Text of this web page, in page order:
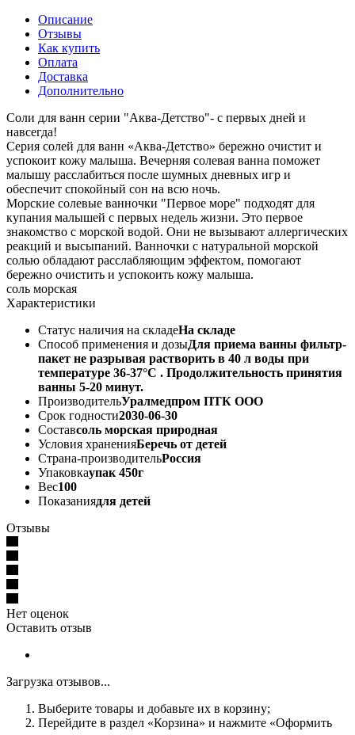
Описание
Отзывы
Как купить
Оплата
Доставка
Дополнительно
Соли для ванн серии "Аква-Детство"- с первых дней и
навсегда!
Серия солей для ванн «Аква-Детство» бережно очистит и
успокоит кожу малыша. Вечерняя солевая ванна поможет
малышу расслабиться после шумных дневных игр и
обеспечит спокойный сон на всю ночь.
Морские солевые ванночки "Первое море" подходят для
купания малышей с первых недель жизни. Это первое
знакомство с морской водой. Они не вызывают аллергических
реакций и высыпаний. Ванночки с натуральной морской
солью обладают расслабляющим эффектом, помогают
бережно очистить и успокоить кожу малыша.
соль морская
Характеристики
Статус наличия на складеНа складе
Способ применения и дозыДля приема ванны фильтр-
пакет не разрывая растворить в 40 л воды при
температуре 36-37°С . Продолжительность принятия
ванны 5-20 минут.
ПроизводительУралмедпром ПТК ООО
Срок годности2030-06-30
Составсоль морская природная
Условия храненияБеречь от детей
Страна-производительРоссия
Упаковкаупак 450г
Вес100
Показаниядля детей
Отзывы
Нет оценок
Оставить отзыв
Загрузка отзывов...
Выберите товары и добавьте их в корзину;
Перейдите в раздел «Корзина» и нажмите «Оформить